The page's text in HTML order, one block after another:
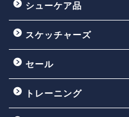
シューケア品
スケッチャーズ
セール
トレーニング